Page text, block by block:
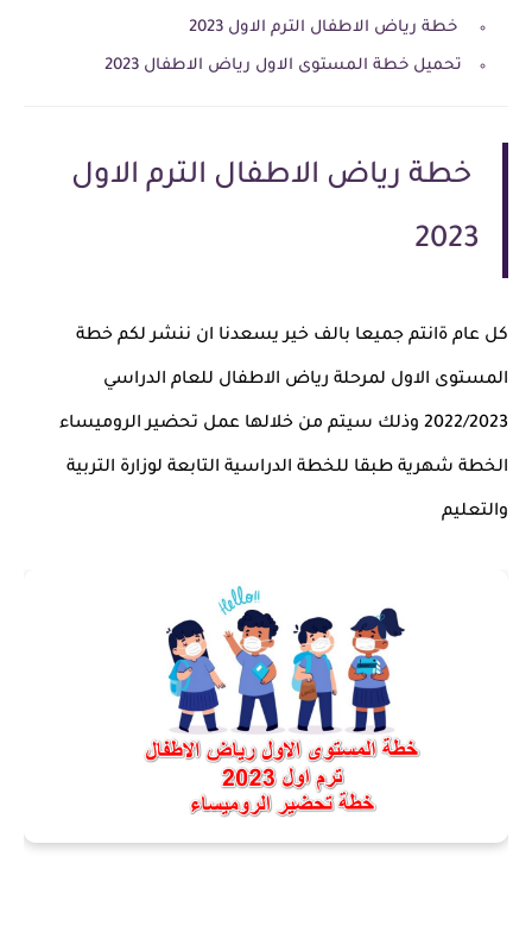
خطة رياض الاطفال الترم الاول 2023
تحميل خطة المستوى الاول رياض الاطفال 2023
خطة رياض الاطفال الترم الاول
2023
كل عام ةانتم جميعا بالف خير يسعدنا ان ننشر لكم خطة
المستوى الاول لمرحلة رياض الاطفال للعام الدراسي
2022/2023 وذلك سيتم من خلالها عمل تحضير الروميساء
الخطة شهرية طبقا للخطة الدراسية التابعة لوزارة التربية
والتعليم